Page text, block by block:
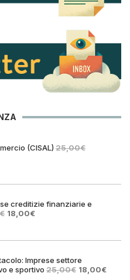
(CISAL) 25,00€
creditizie finanziarie e
€ Il
era:
18,00€Il
è:
Imprese settore
e sportivo 25,00€ Il18,00€Il